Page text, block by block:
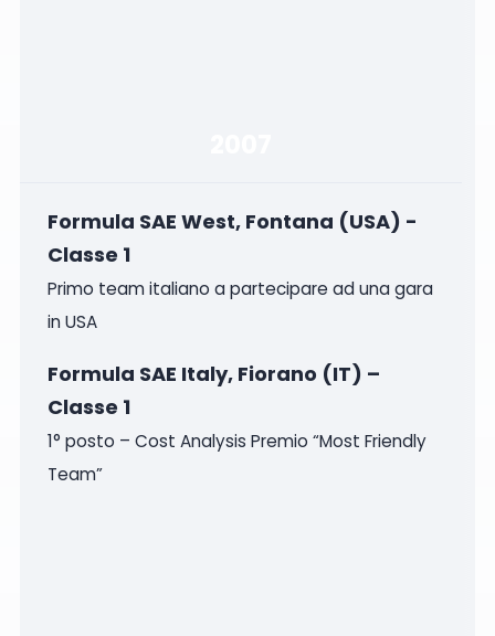
Formula SAE West, Fontana (USA) -
Classe 1
Primo team italiano a partecipare ad una gara
in USA
Formula SAE Italy, Fiorano (IT) –
Classe 1
1° posto – Cost Analysis Premio “Most Friendly
Team”